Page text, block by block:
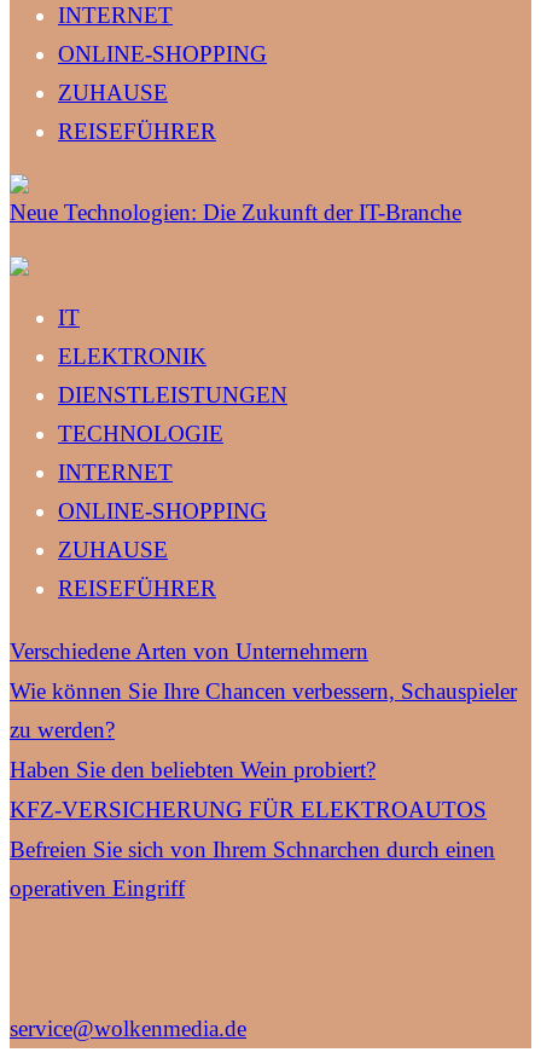
INTERNET
ONLINE-SHOPPING
ZUHAUSE
REISEFÜHRER
Neue Technologien: Die Zukunft der IT-Branche
IT
ELEKTRONIK
DIENSTLEISTUNGEN
TECHNOLOGIE
INTERNET
ONLINE-SHOPPING
ZUHAUSE
REISEFÜHRER
Verschiedene Arten von Unternehmern
Wie können Sie Ihre Chancen verbessern, Schauspieler
zu werden?
Haben Sie den beliebten Wein probiert?
KFZ-VERSICHERUNG FÜR ELEKTROAUTOS
Befreien Sie sich von Ihrem Schnarchen durch einen
operativen Eingriff
service@wolkenmedia.de